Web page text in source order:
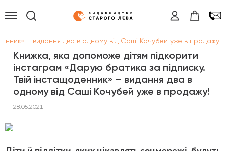
– видання два в одному від Саші Кочубей уже в продажу!
Книжка, яка допоможе дітям підкорити
інстаграм «Дарую братика за підписку.
Твій інстащоденник» – видання два в
одному від Саші Кочубей уже в продажу!
28.05.2021